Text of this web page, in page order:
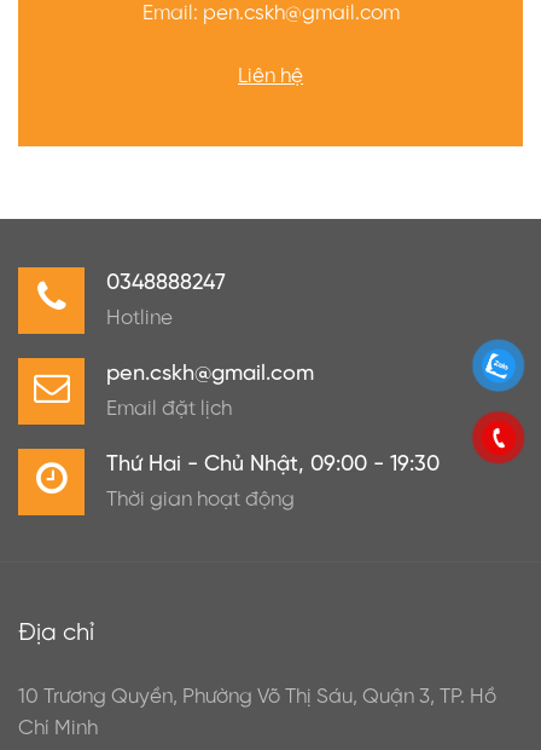
Email: pen.cskh@gmail.com
Liên hệ
0348888247
Hotline
pen.cskh@gmail.com
Email đặt lịch
Thứ Hai - Chủ Nhật, 09:00 - 19:30
Thời gian hoạt động
Địa chỉ
10 Trương Quyền, Phường Võ Thị Sáu, Quận 3, TP. Hồ
Chí Minh